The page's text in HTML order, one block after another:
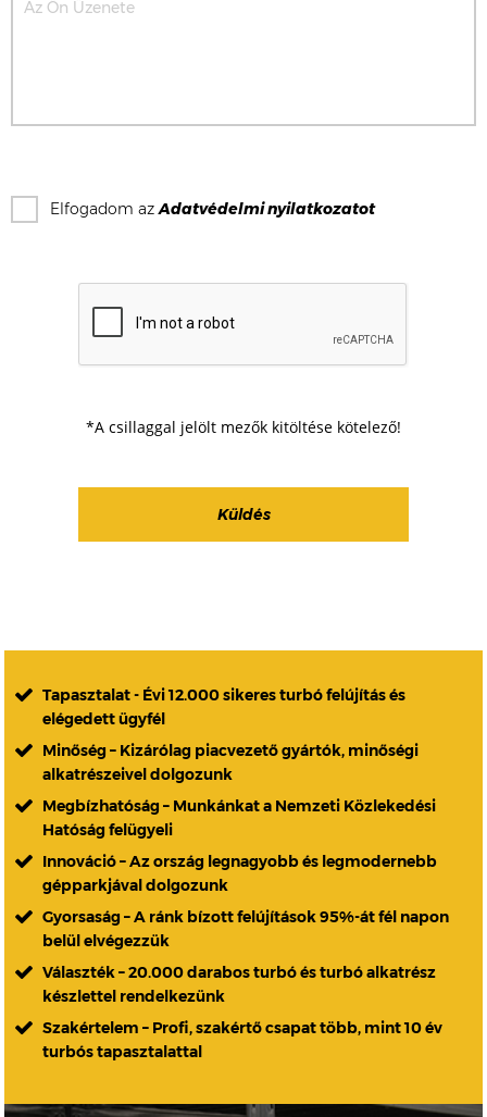
Elfogadom azAdatvédelmi nyilatkozatot
*A csillaggal jelölt mezők kitöltése kötelező!
Tapasztalat - Évi 12.000 sikeres turbó felújítás és
elégedett ügyfél
Minőség – Kizárólag piacvezető gyártók, minőségi
alkatrészeivel dolgozunk
Megbízhatóság – Munkánkat a Nemzeti Közlekedési
Hatóság felügyeli
Innováció – Az ország legnagyobb és legmodernebb
gépparkjával dolgozunk
Gyorsaság – A ránk bízott felújítások 95%-át fél napon
belül elvégezzük
Választék – 20.000 darabos turbó és turbó alkatrész
készlettel rendelkezünk
Szakértelem – Profi, szakértő csapat több, mint 10 év
turbós tapasztalattal